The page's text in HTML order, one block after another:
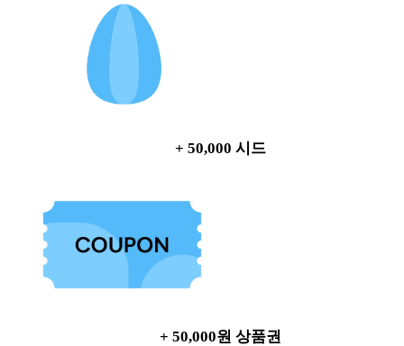
+ 50,000 시드
+ 50,000원 상품권